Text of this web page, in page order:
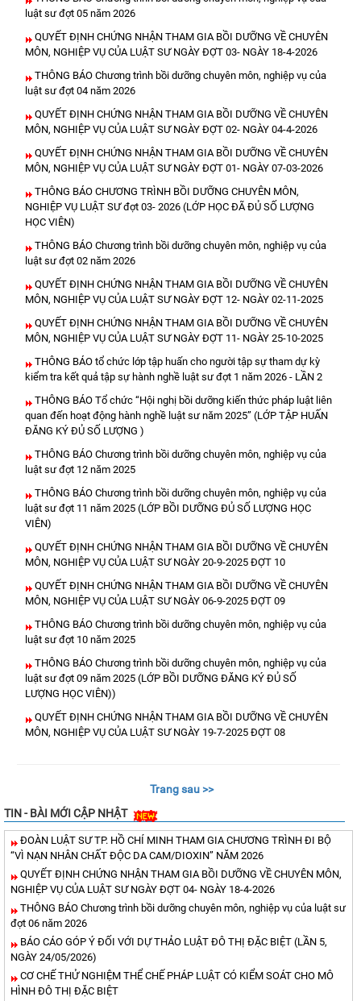
luật sư đợt 05 năm 2026
QUYẾT ĐỊNH CHỨNG NHẬN THAM GIA BỒI DƯỠNG VỀ CHUYÊN
MÔN, NGHIỆP VỤ CỦA LUẬT SƯ NGÀY ĐỢT 03- NGÀY 18-4-2026
THÔNG BÁO Chương trình bồi dưỡng chuyên môn, nghiệp vụ của
luật sư đợt 04 năm 2026
QUYẾT ĐỊNH CHỨNG NHẬN THAM GIA BỒI DƯỠNG VỀ CHUYÊN
MÔN, NGHIỆP VỤ CỦA LUẬT SƯ NGÀY ĐỢT 02- NGÀY 04-4-2026
QUYẾT ĐỊNH CHỨNG NHẬN THAM GIA BỒI DƯỠNG VỀ CHUYÊN
MÔN, NGHIỆP VỤ CỦA LUẬT SƯ NGÀY ĐỢT 01- NGÀY 07-03-2026
THÔNG BÁO CHƯƠNG TRÌNH BỒI DƯỠNG CHUYÊN MÔN,
NGHIỆP VỤ LUẬT SƯ đợt 03- 2026 (LỚP HỌC ĐÃ ĐỦ SỐ LƯỢNG
HỌC VIÊN)
THÔNG BÁO Chương trình bồi dưỡng chuyên môn, nghiệp vụ của
luật sư đợt 02 năm 2026
QUYẾT ĐỊNH CHỨNG NHẬN THAM GIA BỒI DƯỠNG VỀ CHUYÊN
MÔN, NGHIỆP VỤ CỦA LUẬT SƯ NGÀY ĐỢT 12- NGÀY 02-11-2025
QUYẾT ĐỊNH CHỨNG NHẬN THAM GIA BỒI DƯỠNG VỀ CHUYÊN
MÔN, NGHIỆP VỤ CỦA LUẬT SƯ NGÀY ĐỢT 11- NGÀY 25-10-2025
THÔNG BÁO tổ chức lớp tập huấn cho người tập sự tham dự kỳ
kiểm tra kết quả tập sự hành nghề luật sư đợt 1 năm 2026 - LẦN 2
THÔNG BÁO Tổ chức “Hội nghị bồi dưỡng kiến thức pháp luật liên
quan đến hoạt động hành nghề luật sư năm 2025” (LỚP TẬP HUẤN
ĐĂNG KÝ ĐỦ SỐ LƯỢNG )
THÔNG BÁO Chương trình bồi dưỡng chuyên môn, nghiệp vụ của
luật sư đợt 12 năm 2025
THÔNG BÁO Chương trình bồi dưỡng chuyên môn, nghiệp vụ của
luật sư đợt 11 năm 2025 (LỚP BỒI DƯỠNG ĐỦ SỐ LƯỢNG HỌC
VIÊN)
QUYẾT ĐỊNH CHỨNG NHẬN THAM GIA BỒI DƯỠNG VỀ CHUYÊN
MÔN, NGHIỆP VỤ CỦA LUẬT SƯ NGÀY 20-9-2025 ĐỢT 10
QUYẾT ĐỊNH CHỨNG NHẬN THAM GIA BỒI DƯỠNG VỀ CHUYÊN
MÔN, NGHIỆP VỤ CỦA LUẬT SƯ NGÀY 06-9-2025 ĐỢT 09
THÔNG BÁO Chương trình bồi dưỡng chuyên môn, nghiệp vụ của
luật sư đợt 10 năm 2025
THÔNG BÁO Chương trình bồi dưỡng chuyên môn, nghiệp vụ của
luật sư đợt 09 năm 2025 (LỚP BỒI DƯỠNG ĐĂNG KÝ ĐỦ SỐ
LƯỢNG HỌC VIÊN))
QUYẾT ĐỊNH CHỨNG NHẬN THAM GIA BỒI DƯỠNG VỀ CHUYÊN
MÔN, NGHIỆP VỤ CỦA LUẬT SƯ NGÀY 19-7-2025 ĐỢT 08
Trang sau >>
TIN - BÀI MỚI CẬP NHẬT
ĐOÀN LUẬT SƯ TP. HỒ CHÍ MINH THAM GIA CHƯƠNG TRÌNH ĐI BỘ
“VÌ NẠN NHÂN CHẤT ĐỘC DA CAM/DIOXIN” NĂM 2026
QUYẾT ĐỊNH CHỨNG NHẬN THAM GIA BỒI DƯỠNG VỀ CHUYÊN MÔN,
NGHIỆP VỤ CỦA LUẬT SƯ NGÀY ĐỢT 04- NGÀY 18-4-2026
THÔNG BÁO Chương trình bồi dưỡng chuyên môn, nghiệp vụ của luật sư
đợt 06 năm 2026
BÁO CÁO GÓP Ý ĐỐI VỚI DỰ THẢO LUẬT ĐÔ THỊ ĐẶC BIỆT (LẦN 5,
NGÀY 24/05/2026)
CƠ CHẾ THỬ NGHIỆM THỂ CHẾ PHÁP LUẬT CÓ KIỂM SOÁT CHO MÔ
HÌNH ĐÔ THỊ ĐẶC BIỆT